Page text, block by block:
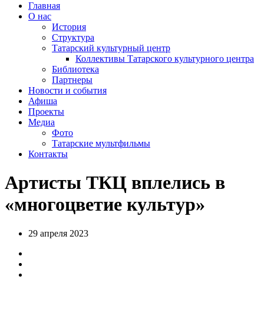
Главная
О нас
История
Структура
Татарский культурный центр
Коллективы Татарского культурного центра
Библиотека
Партнеры
Новости и события
Афиша
Проекты
Медиа
Фото
Татарские мультфильмы
Контакты
Артисты ТКЦ вплелись в
«многоцветие культур»
29 апреля 2023